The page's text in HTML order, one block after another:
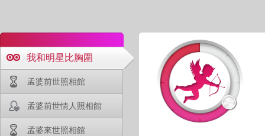
我和明星比胸圍
孟婆前世照相館
孟婆前世情人照相館
孟婆來世照相館